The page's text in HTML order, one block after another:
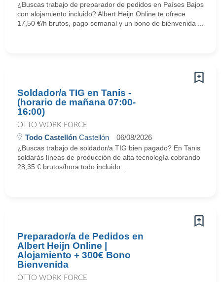
¿Buscas trabajo de preparador de pedidos en Países Bajos
con alojamiento incluido? Albert Heijn Online te ofrece
17,50 €/h brutos, pago semanal y un bono de bienvenida ...
Soldador/a TIG en Tanis -
(horario de mañana 07:00-
16:00)
OTTO WORK FORCE
Todo Castellón Castellón 06/08/2026
¿Buscas trabajo de soldador/a TIG bien pagado? En Tanis
soldarás líneas de producción de alta tecnología cobrando
28,35 € brutos/hora todo incluido. ...
Preparador/a de Pedidos en
Albert Heijn Online |
Alojamiento + 300€ Bono
Bienvenida
OTTO WORK FORCE